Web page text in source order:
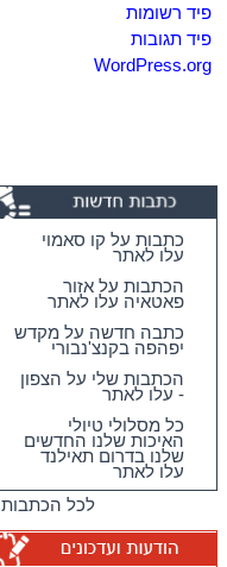
פיד רשומות
פיד תגובות
WordPress.org
כתבות על קו סאמוי
עלו לאתר
הכתבות על אזור
פאטאיה עלו לאתר
כתבה חדשה על מקדש
יפהפה בקנצ'נבורי
הכתבות שלי על הצפון
- עלו לאתר
כל מסלולי טיולי
האיכות שלנו החדשים
שלנו בדרום תאילנד
עלו לאתר
מגוון גדול וחדש של
טיולי האיכות שלנו
טיולי יום מהואה הין -
לכל הכתבות